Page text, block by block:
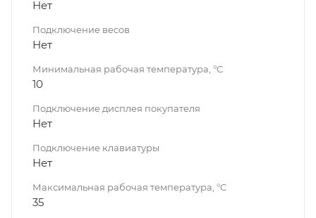
Нет
Подключение весов
Нет
Минимальная рабочая температура, °C
10
Подключение дисплея покупателя
Нет
Подключение клавиатуры
Нет
Максимальная рабочая температура, °C
35